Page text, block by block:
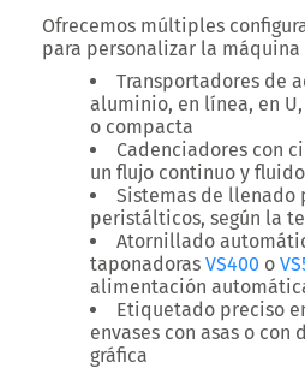
Ofrecemos múltiples
para personalizar la máquina
Transportadores de
aluminio, en línea, en
o compacta
Cadenciadores con
un flujo continuo y fluido
Sistemas de llenado
peristálticos, según la
Atornillado
taponadoras VS400 o
alimentación
Etiquetado preciso
envases con asas o con
gráfica